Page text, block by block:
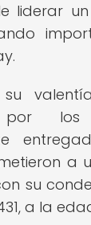
liderar
por los
a
su
a la